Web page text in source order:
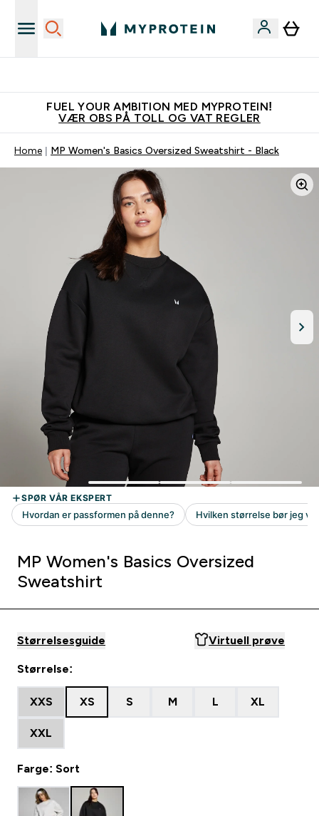
FUEL YOUR AMBITION MED MYPROTEIN!
VÆR OBS PÅ TOLL OG VAT REGLER
Home MP Women's Basics Oversized Sweatshirt - Black
MP Women's Basics Oversized
Sweatshirt
Størrelsesguide Virtuell prøve
Størrelse:
XXS XS S M L XL
XXL
Farge: Sort